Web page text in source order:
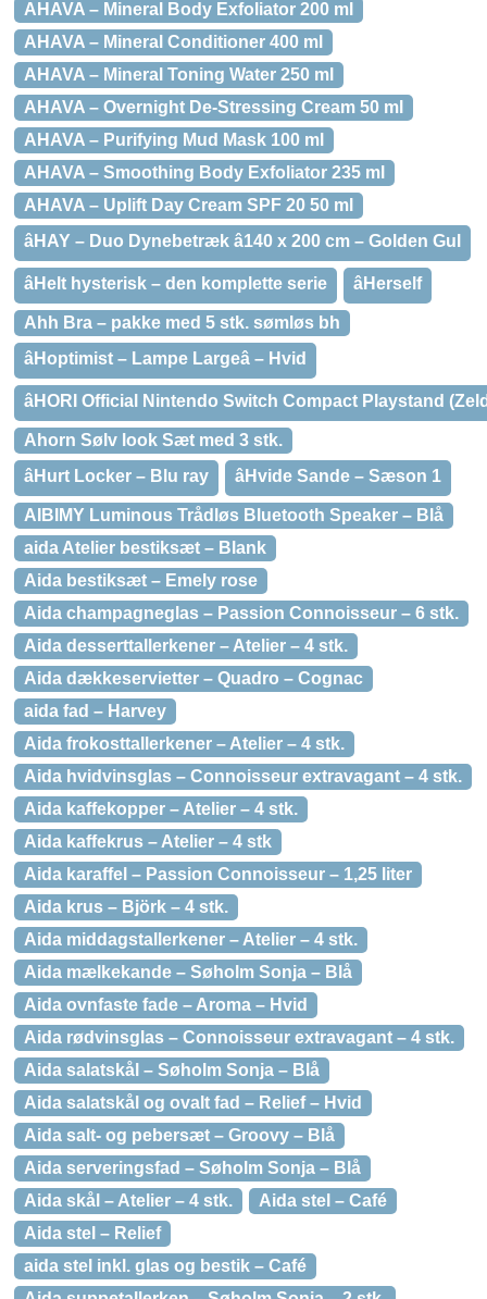
AHAVA – Mineral Body Exfoliator 200 ml
AHAVA – Mineral Conditioner 400 ml
AHAVA – Mineral Toning Water 250 ml
AHAVA – Overnight De-Stressing Cream 50 ml
AHAVA – Purifying Mud Mask 100 ml
AHAVA – Smoothing Body Exfoliator 235 ml
AHAVA – Uplift Day Cream SPF 20 50 ml
âHAY – Duo Dynebetræk â140 x 200 cm – Golden Gul
âHelt hysterisk – den komplette serie âHerself
Ahh Bra – pakke med 5 stk. sømløs bh
âHoptimist – Lampe Largeâ – Hvid
âHORI Official Nintendo Switch Compact Playstand
Ahorn Sølv look Sæt med 3 stk.
âHurt Locker – Blu ray
âHvide Sande – Sæson 1
AIBIMY Luminous Trådløs Bluetooth Speaker – Blå
aida Atelier bestiksæt – Blank
Aida bestiksæt – Emely rose
Aida champagneglas – Passion Connoisseur – 6 stk.
Aida desserttallerkener – Atelier – 4 stk.
Aida dækkeservietter – Quadro – Cognac
aida fad – Harvey
Aida frokosttallerkener – Atelier – 4 stk.
Aida hvidvinsglas – Connoisseur extravagant – 4 stk.
Aida kaffekopper – Atelier – 4 stk.
Aida kaffekrus – Atelier – 4 stk
Aida karaffel – Passion Connoisseur – 1,25 liter
Aida krus – Björk – 4 stk.
Aida middagstallerkener – Atelier – 4 stk.
Aida mælkekande – Søholm Sonja – Blå
Aida ovnfaste fade – Aroma – Hvid
Aida rødvinsglas – Connoisseur extravagant – 4 stk.
Aida salatskål – Søholm Sonja – Blå
Aida salatskål og ovalt fad – Relief – Hvid
Aida salt- og pebersæt – Groovy – Blå
Aida serveringsfad – Søholm Sonja – Blå
Aida skål – Atelier – 4 stk.
Aida stel – Café
Aida stel – Relief
aida stel inkl. glas og bestik – Café